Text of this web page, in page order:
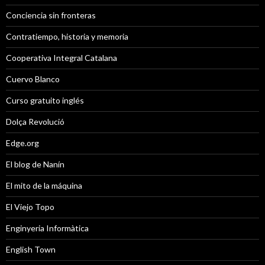
Conciencia sin fronteras
Contratiempo, historia y memoria
Cooperativa Integral Catalana
Cuervo Blanco
Curso gratuito inglés
Dolça Revolució
Edge.org
El blog de Nanín
El mito de la máquina
El Viejo Topo
Enginyeria Informàtica
English Town